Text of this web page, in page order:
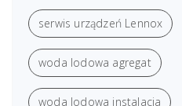
serwis urządzeń Lennox
woda lodowa agregat
woda lodowa instalacja